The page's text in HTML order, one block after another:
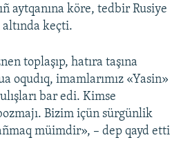
aytqanına köre, tedbir Rusiye
keçti.
toplaşıp, hatıra taşına
oqudıq, imamlarımız «Yasin»
bar edi. Kimse
Bizim içün sürgünlik
müimdir», – dep qayd etti